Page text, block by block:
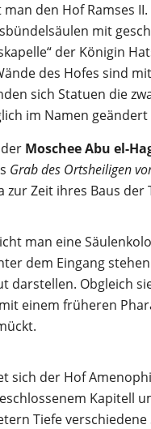
den Hof Ramses
mit
der Königin
des Hofes sind
sich Statuen die
im Namen
Moschee Abu el-
Grab des Ortsheiligen
Zeit ihres Baus
man eine
dem Eingang
darstellen. Obgleich
einem früheren
sich der Hof
Kapitell
Tiefe